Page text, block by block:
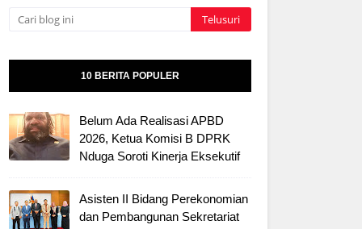
10 BERITA POPULER
Belum Ada Realisasi APBD
2026, Ketua Komisi B DPRK
Nduga Soroti Kinerja Eksekutif
Asisten II Bidang Perekonomian
dan Pembangunan Sekretariat